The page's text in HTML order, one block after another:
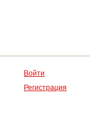
Войти
Регистрация